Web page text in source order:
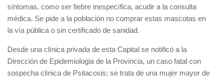
síntomas, como ser fiebre inespecífica, acudir a la consulta
médica. Se pide a la población no comprar estas mascotas en
la vía pública o sin certificado de sanidad.
Desde una clínica privada de esta Capital se notificó a la
Dirección de Epidemiologia de la Provincia, un caso fatal con
sospecha clínica de Psitacosis; se trata de una mujer mayor de